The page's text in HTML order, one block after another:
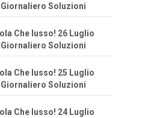
Soluzioni
Che lusso! 26 Luglio
Soluzioni
Che lusso! 25 Luglio
Soluzioni
Che lusso! 24 Luglio